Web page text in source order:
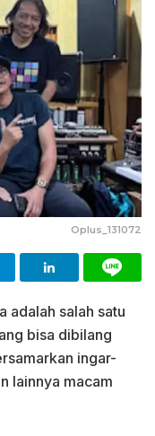
Oplus_131072
adalah salah satu
bisa dibilang
ingar-
lainnya macam